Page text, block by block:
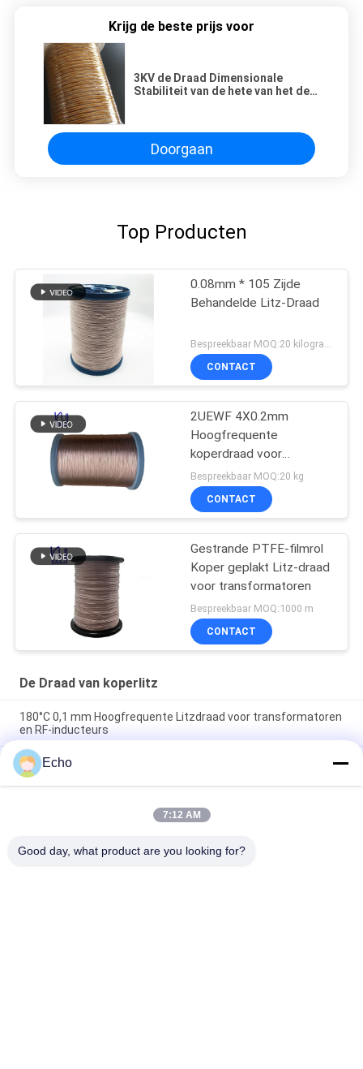
Krijg de beste prijs voor
3KV de Draad Dimensionale
Stabiliteit van de hete van het de
Litz
Doorgaan
Top Producten
0.08mm * 105 Zijde
Behandelde Litz-Draad
Bespreekbaar MOQ:20 kilogram/Kilogram
CONTACT
2UEWF 4X0.2mm
Hoogfrequente
koperdraad voor
transformatoren
Bespreekbaar MOQ:20 kg
CONTACT
Gestrande PTFE-filmrol
Koper geplakt Litz-draad
voor transformatoren
Bespreekbaar MOQ:1000 m
CONTACT
De Draad van koperlitz
180°C 0,1 mm Hoogfrequente Litzdraad voor transformatoren
en RF-inducteurs
180°C Maximale temperatuur 0.1mm Draaddiameter 60
strengen Koper Litz draad voor hoogfrequente toepassingen
1UEW-H 0.1mm AWG38 60-streng gelast Litzdraad voor
transformatoropwikkelingen met maximale temperatuur
Echo
7:12 AM
Good day, what product are you looking for?